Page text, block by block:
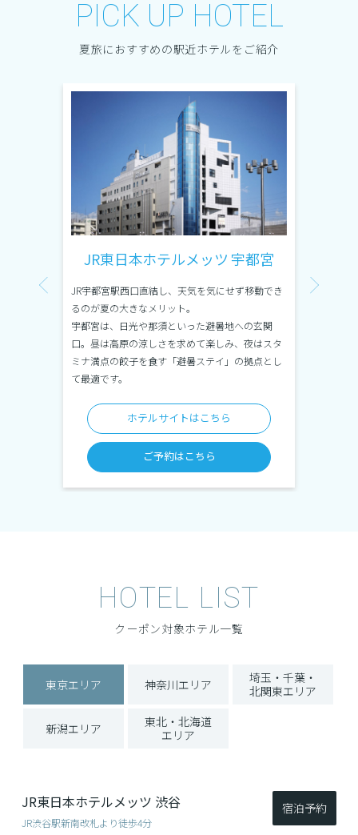
PICK UP HOTEL
夏旅におすすめの駅近ホテルをご紹介
JR東日本ホテルメッツ 宇都宮
JR宇都宮駅西口直結し、天気を気にせず移動でき
るのが夏の大きなメリット。
宇都宮は、日光や那須といった避暑地への玄関
口。昼は高原の涼しさを求めて楽しみ、夜はスタ
ミナ満点の餃子を食す「避暑ステイ」の拠点とし
て最適です。
ホテルサイトはこちら
ご予約はこちら
HOTEL LIST
クーポン対象ホテル一覧
東京エリア 神奈川エリア
埼玉・千葉・
北関東エリア
新潟エリア
東北・北海道
エリア
JR東日本ホテルメッツ 渋谷
JR渋谷駅新南改札より徒歩4分
宿泊予約